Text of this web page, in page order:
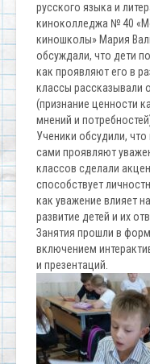
русского языка и
киноколледжа № 40
киношколы» Мария
обсуждали, что дети
как проявляют его в
классы рассказывали
(признание ценности
мнений и
Ученики обсудили,
сами проявляют
классов сделали
способствует
как уважение влияет
развитие детей и их
Занятия прошли в
включением
и презентаций.